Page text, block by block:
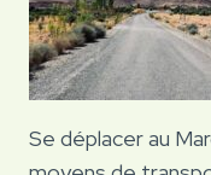
Se déplacer au